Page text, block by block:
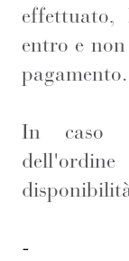
entro e
pagamento.
In caso